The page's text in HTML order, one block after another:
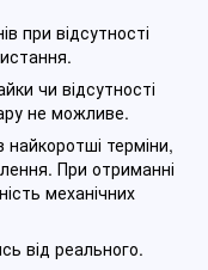
при відсутності
чи відсутності
не можливе.
терміни,
При отриманні
механічних
від реального.